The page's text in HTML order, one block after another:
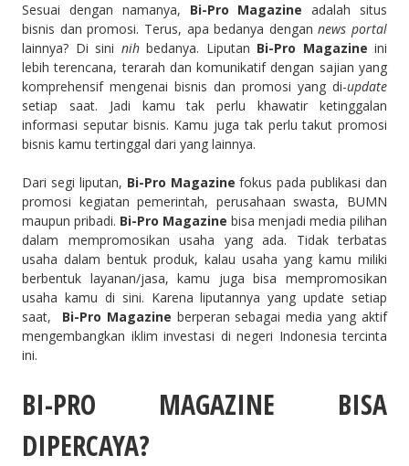
Sesuai dengan namanya, Bi-Pro Magazine adalah situs
bisnis dan promosi. Terus, apa bedanya dengannews portal
lainnya? Di sini nihbedanya. Liputan Bi-Pro Magazine ini
lebih terencana, terarah dan komunikatif dengan sajian yang
komprehensif mengenai bisnis dan promosi yang di-update
setiap saat. Jadi kamu tak perlu khawatir ketinggalan
informasi seputar bisnis. Kamu juga tak perlu takut promosi
bisnis kamu tertinggal dari yang lainnya.
Dari segi liputan, Bi-Pro Magazine fokus pada publikasi dan
promosi kegiatan pemerintah, perusahaan swasta, BUMN
maupun pribadi. Bi-Pro Magazine bisa menjadi media pilihan
dalam mempromosikan usaha yang ada. Tidak terbatas
usaha dalam bentuk produk, kalau usaha yang kamu miliki
berbentuk layanan/jasa, kamu juga bisa mempromosikan
usaha kamu di sini. Karena liputannya yang update setiap
saat, Bi-Pro Magazine berperan sebagai media yang aktif
mengembangkan iklim investasi di negeri Indonesia tercinta
ini.
BI-PRO MAGAZINE BISA
DIPERCAYA?